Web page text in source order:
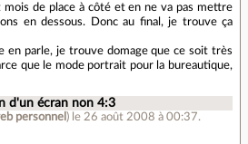
de place à côté et en ne va pas mettre
en dessous. Donc au final, je trouve ça
en parle, je trouve domage que ce soit très
que le mode portrait pour la bureautique,
d'un écran non 4:3
personnel ) le 26 août 2008 à 00:37.